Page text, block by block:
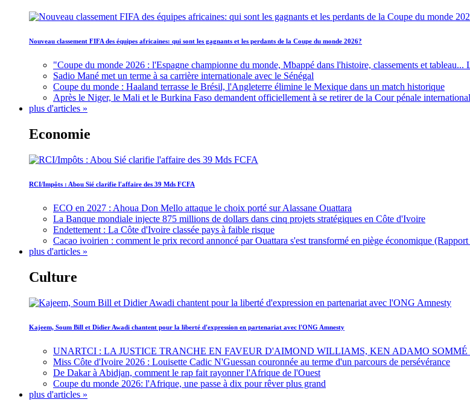
Nouveau classement FIFA des équipes africaines: qui sont les gagnants et les perdants de la Coupe du monde 2026?
"Coupe du monde 2026 : l'Espagne championne du monde, Mbappé dans l'histoire, classements et tableau...
Sadio Mané met un terme à sa carrière internationale avec le Sénégal
Coupe du monde : Haaland terrasse le Brésil, l'Angleterre élimine le Mexique dans un match historique
Après le Niger, le Mali et le Burkina Faso demandent officiellement à se retirer de la Cour pénale
plus d'articles »
Economie
RCI/Impôts : Abou Sié clarifie l'affaire des 39 Mds FCFA
ECO en 2027 : Ahoua Don Mello attaque le choix porté sur Alassane Ouattara
La Banque mondiale injecte 875 millions de dollars dans cinq projets stratégiques en Côte d'Ivoire
Endettement : La Côte d'Ivoire classée pays à faible risque
Cacao ivoirien : comment le prix record annoncé par Ouattara s'est transformé en piège économique
plus d'articles »
Culture
Kajeem, Soum Bill et Didier Awadi chantent pour la liberté d'expression en partenariat avec l'ONG Amnesty
UNARTCI : LA JUSTICE TRANCHE EN FAVEUR D'AIMOND WILLIAMS, KEN ADAMO
Miss Côte d'Ivoire 2026 : Louisette Cadic N'Guessan couronnée au terme d'un parcours de persévérance
De Dakar à Abidjan, comment le rap fait rayonner l'Afrique de l'Ouest
Coupe du monde 2026: l'Afrique, une passe à dix pour rêver plus grand
plus d'articles »